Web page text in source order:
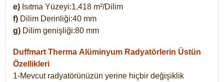
e) Isıtma Yüzeyi:1,418 m²/Dilim
f) Dilim Derinliği:40 mm
g) Dilim genişliği:80 mm
Duffmart Therma Alüminyum Radyatörlerin Üstün
Özellikleri
1-Mevcut radyatörünüzün yerine hiçbir değişiklik